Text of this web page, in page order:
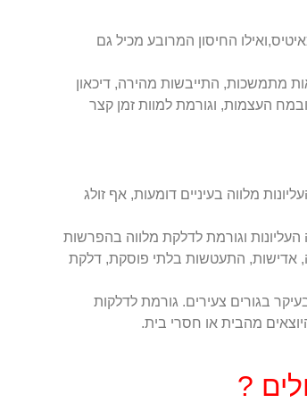
החיסון המרובע מכיל גם
מתמשכות, התייבשות מהירה, דיכאון
העצמות, וגורמת למוות זמן קצר
מלווה בעיניים דומעות, אף זולג
וגורמת לדלקת מלווה בהפרשות
אדישות, התעטשות בלתי פוסקת, דלקת
בגורים צעירים. גורמת לדלקות
מהבית או חסרי בית.
?